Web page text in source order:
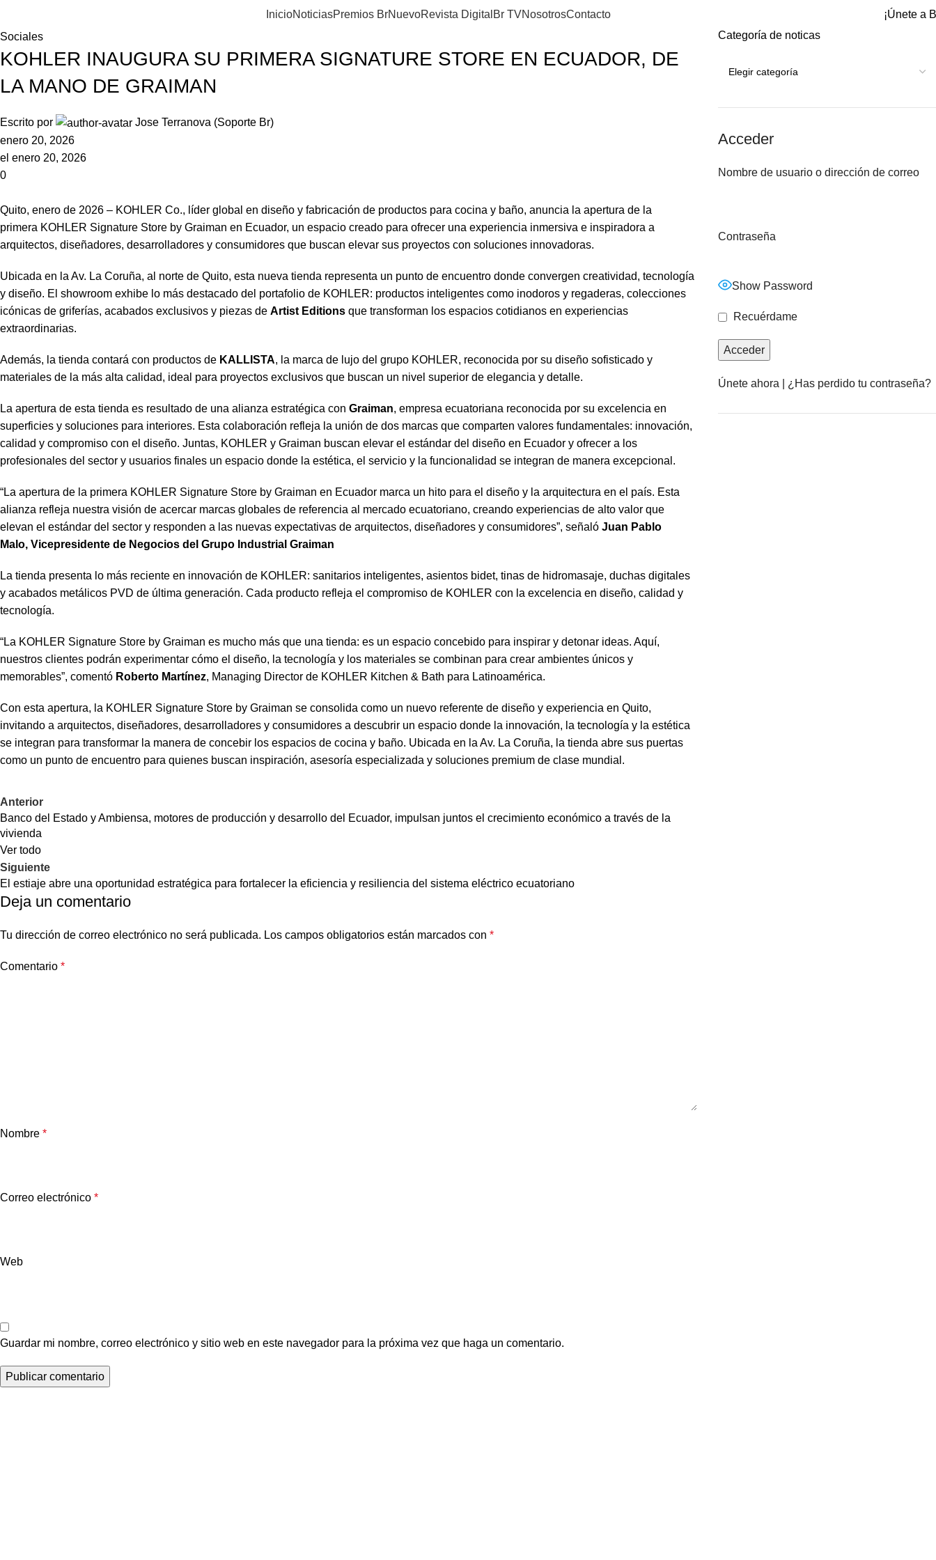
InicioNoticiasPremios BrNuevoRevista Digital Br TVNosotrosContacto
¡Únete a
Sociales
KOHLER INAUGURA SU PRIMERA SIGNATURE STORE EN ECUADOR, DE
LA MANO DE GRAIMAN
Escrito por
Jose Terranova (Soporte Br)
enero 20, 2026
el enero 20, 2026
0
Quito, enero de 2026 – KOHLER Co., líder global en diseño y fabricación de productos para cocina y baño, anuncia la apertura de la
primera KOHLER Signature Store by Graiman en Ecuador, un espacio creado para ofrecer una experiencia inmersiva e inspiradora a
arquitectos, diseñadores, desarrolladores y consumidores que buscan elevar sus proyectos con soluciones innovadoras.
Ubicada en la Av. La Coruña, al norte de Quito, esta nueva tienda representa un punto de encuentro donde convergen creatividad, tecnología
y diseño. El showroom exhibe lo más destacado del portafolio de KOHLER: productos inteligentes como inodoros y regaderas, colecciones
icónicas de griferías, acabados exclusivos y piezas de Artist Editions que transforman los espacios cotidianos en experiencias
extraordinarias.
Además, la tienda contará con productos de KALLISTA, la marca de lujo del grupo KOHLER, reconocida por su diseño sofisticado y
materiales de la más alta calidad, ideal para proyectos exclusivos que buscan un nivel superior de elegancia y detalle.
La apertura de esta tienda es resultado de una alianza estratégica con Graiman, empresa ecuatoriana reconocida por su excelencia en
superficies y soluciones para interiores. Esta colaboración refleja la unión de dos marcas que comparten valores fundamentales: innovación,
calidad y compromiso con el diseño. Juntas, KOHLER y Graiman buscan elevar el estándar del diseño en Ecuador y ofrecer a los
profesionales del sector y usuarios finales un espacio donde la estética, el servicio y la funcionalidad se integran de manera excepcional.
“La apertura de la primera KOHLER Signature Store by Graiman en Ecuador marca un hito para el diseño y la arquitectura en el país. Esta
alianza refleja nuestra visión de acercar marcas globales de referencia al mercado ecuatoriano, creando experiencias de alto valor que
elevan el estándar del sector y responden a las nuevas expectativas de arquitectos, diseñadores y consumidores”, señaló Juan Pablo
Malo, Vicepresidente de Negocios del Grupo Industrial Graiman
La tienda presenta lo más reciente en innovación de KOHLER: sanitarios inteligentes, asientos bidet, tinas de hidromasaje, duchas digitales
y acabados metálicos PVD de última generación. Cada producto refleja el compromiso de KOHLER con la excelencia en diseño, calidad y
tecnología.
“La KOHLER Signature Store by Graiman es mucho más que una tienda: es un espacio concebido para inspirar y detonar ideas. Aquí,
nuestros clientes podrán experimentar cómo el diseño, la tecnología y los materiales se combinan para crear ambientes únicos y
memorables”, comentó Roberto Martínez, Managing Director de KOHLER Kitchen & Bath para Latinoamérica.
Con esta apertura, la KOHLER Signature Store by Graiman se consolida como un nuevo referente de diseño y experiencia en Quito,
invitando a arquitectos, diseñadores, desarrolladores y consumidores a descubrir un espacio donde la innovación, la tecnología y la estética
se integran para transformar la manera de concebir los espacios de cocina y baño. Ubicada en la Av. La Coruña, la tienda abre sus puertas
como un punto de encuentro para quienes buscan inspiración, asesoría especializada y soluciones premium de clase mundial.
Anterior
Banco del Estado y Ambiensa, motores de producción y desarrollo del Ecuador, impulsan juntos el crecimiento económico a través de la
vivienda
Ver todo
Siguiente
El estiaje abre una oportunidad estratégica para fortalecer la eficiencia y resiliencia del sistema eléctrico ecuatoriano
Deja un comentario
Tu dirección de correo electrónico no será publicada. Los campos obligatorios están marcados con *
Comentario *
Nombre *
Correo electrónico *
Web
Guardar mi nombre, correo electrónico y sitio web en este navegador para la próxima vez que haga un comentario.
Categoría de noticas
Acceder
Nombre de usuario o dirección de correo
Contraseña
Show Password
Recuérdame
Únete ahora ¿Has perdido tu contraseña?